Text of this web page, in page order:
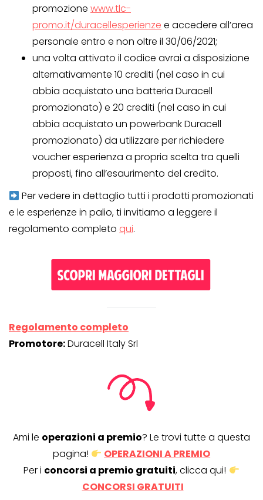
promozione www.tlc-
promo.it/duracellesperienze e accedere all’area
personale entro e non oltre il 30/06/2021;
una volta attivato il codice avrai a disposizione
alternativamente 10 crediti (nel caso in cui
abbia acquistato una batteria Duracell
promozionato) e 20 crediti (nel caso in cui
abbia acquistato un powerbank Duracell
promozionato) da utilizzare per richiedere
voucher esperienza a propria scelta tra quelli
proposti, fino all’esaurimento del credito.
Per vedere in dettaglio tutti i prodotti promozionati
e le esperienze in palio, ti invitiamo a leggere il
regolamento completo qui.
Regolamento completo
Promotore:Duracell Italy Srl
Ami le operazioni a premio? Le trovi tutte a questa
pagina!
OPERAZIONI A PREMIO
Per i concorsi a premio gratuiti, clicca qui!
CONCORSI GRATUITI